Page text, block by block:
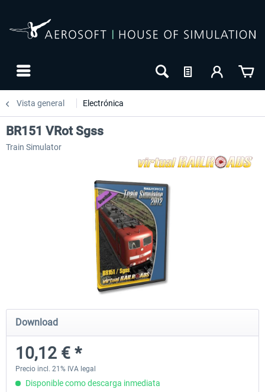
Vista general Electrónica
ICE 4 (Class 412)
35,54 € *
Stadler Flirt 3
BR151 VRot Sgss
Train Simulator
Download
10,12 € *
Precio incl. 21% IVA legal
Disponible como descarga inmediata